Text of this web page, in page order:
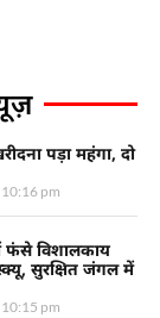
पड़ा महंगा, दो
pm
फंसे विशालकाय
सुरक्षित जंगल में
pm